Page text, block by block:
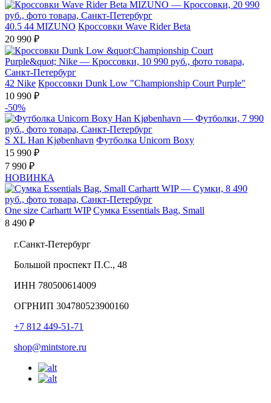
40.5 44 MIZUNO Кроссовки Wave Rider Beta
20 990 ₽
42 Nike Кроссовки Dunk Low "Championship Court Purple"
10 990 ₽
-50%
S XL Han Kjøbenhavn Футболка Unicorn Boxy
15 990 ₽
7 990 ₽
НОВИНКА
One size Carhartt WIP Сумка Essentials Bag, Small
8 490 ₽
г.Санкт-Петербург
Большой проспект П.С., 48
ИНН 780500614009
ОГРНИП 304780523900160
+7 812 449-51-71
shop@mintstore.ru